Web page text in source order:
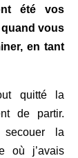
été vos
vous
en tant
quitté la
de partir.
secouer la
où j’avais